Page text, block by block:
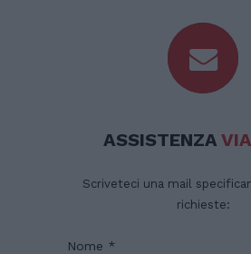
ASSISTENZA
Scriveteci una mail
richieste:
Nome *